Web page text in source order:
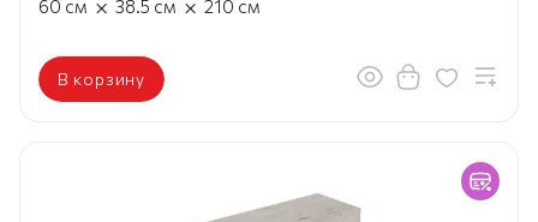
60 см 38.5 см 210 см
В корзину